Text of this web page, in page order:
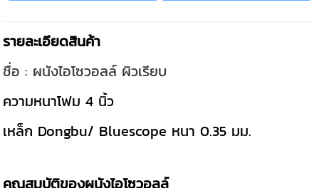
รายละเอียดสินค้า
ชื่อ : ผนังไอโซวอลล์ ผิวเรียบ
ความหนาโฟม 4 นิ้ว
เหล็ก Dongbu/ Bluescope หนา 0.35 มม.